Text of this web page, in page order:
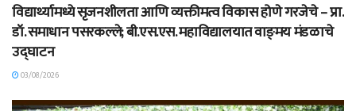
विद्यार्थ्यामध्ये सृजनशीलता आणि व्यक्तीमत्व विकास होणे गरजेचे – प्रा.
डॉ. समाधान पसरकल्ले; बी.एस.एस. महाविद्यालयात वाङ्‌मय मंडळाचे
उद्घाटन
03/08/2026